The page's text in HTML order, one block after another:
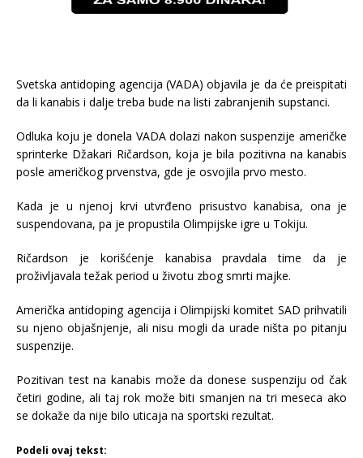
Svetska antidoping agencija (VADA) objavila je da će preispitati
da li kanabis i dalje treba bude na listi zabranjenih supstanci.
Odluka koju je donela VADA dolazi nakon suspenzije američke
sprinterke Džakari Ričardson, koja je bila pozitivna na kanabis
posle američkog prvenstva, gde je osvojila prvo mesto.
Kada je u njenoj krvi utvrđeno prisustvo kanabisa, ona je
suspendovana, pa je propustila Olimpijske igre u Tokiju.
Ričardson je korišćenje kanabisa pravdala time da je
proživljavala težak period u životu zbog smrti majke.
Američka antidoping agencija i Olimpijski komitet SAD prihvatili
su njeno objašnjenje, ali nisu mogli da urade ništa po pitanju
suspenzije.
Pozitivan test na kanabis može da donese suspenziju od čak
četiri godine, ali taj rok može biti smanjen na tri meseca ako
se dokaže da nije bilo uticaja na sportski rezultat.
Podeli ovaj tekst: